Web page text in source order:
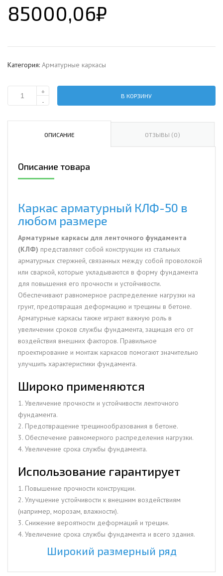
85000,06₽
Категория: Арматурные каркасы
Количество
арматурный
+
-
В КОРЗИНУ
ОПИСАНИЕ ОТЗЫВЫ (0)
Описание товара
Каркас арматурный КЛФ-50 в
любом размере
Арматурные каркасы для ленточного фундамента
(КЛФ) представляют собой конструкции из стальных
арматурных стержней, связанных между собой проволокой
или сваркой, которые укладываются в форму фундамента
для повышения его прочности и устойчивости.
Обеспечивают равномерное распределение нагрузки на
грунт, предотвращая деформацию и трещины в бетоне.
Арматурные каркасы также играют важную роль в
увеличении сроков службы фундамента, защищая его от
воздействия внешних факторов. Правильное
проектирование и монтаж каркасов помогают значительно
улучшить характеристики фундамента.
Широко применяются
1. Увеличение прочности и устойчивости ленточного
фундамента.
2. Предотвращение трещинообразования в бетоне.
3. Обеспечение равномерного распределения нагрузки.
4. Увеличение срока службы фундамента.
Использование гарантирует
1. Повышение прочности конструкции.
2. Улучшение устойчивости к внешним воздействиям
(например, морозам, влажности).
3. Снижение вероятности деформаций и трещин.
4. Увеличение срока службы фундамента и всего здания.
Широкий размерный ряд